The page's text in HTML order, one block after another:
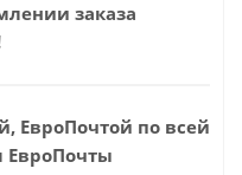
заказа
ЕвроПочтой по всей
ЕвроПочты